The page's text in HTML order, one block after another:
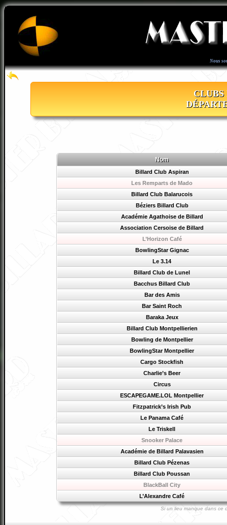
Nous
Nom
Billard Club Aspiran
Les Remparts de Mado
Billard Club Balarucois
Béziers Billard Club
Académie Agathoise de Billard
Association Cersoise de Billard
L’Horizon Café
BowlingStar Gignac
Le 3.14
Billard Club de Lunel
Bacchus Billard Club
Bar des Amis
Bar Saint Roch
Baraka Jeux
Billard Club Montpellierien
Bowling de Montpellier
BowlingStar Montpellier
Cargo Stockfish
Charlie’s Beer
Circus
ESCAPEGAME.LOL Montpellier
Fitzpatrick’s Irish Pub
Le Panama Café
Le Triskell
Snooker Palace
Académie de Billard Palavasien
Billard Club Pézenas
Billard Club Poussan
BlackBall City
L’Alexandre Café
Si un lieu manque dans ce